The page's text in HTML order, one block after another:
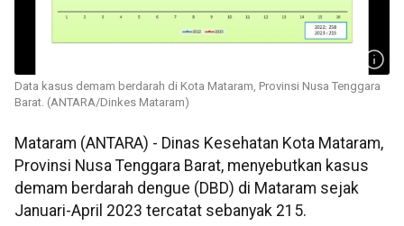
Data kasus demam berdarah di Kota Mataram, Provinsi Nusa Tenggara
Barat. (ANTARA/Dinkes Mataram)
Mataram (ANTARA) - Dinas Kesehatan Kota Mataram,
Provinsi Nusa Tenggara Barat, menyebutkan kasus
demam berdarah dengue (DBD) di Mataram sejak
Januari-April 2023 tercatat sebanyak 215.